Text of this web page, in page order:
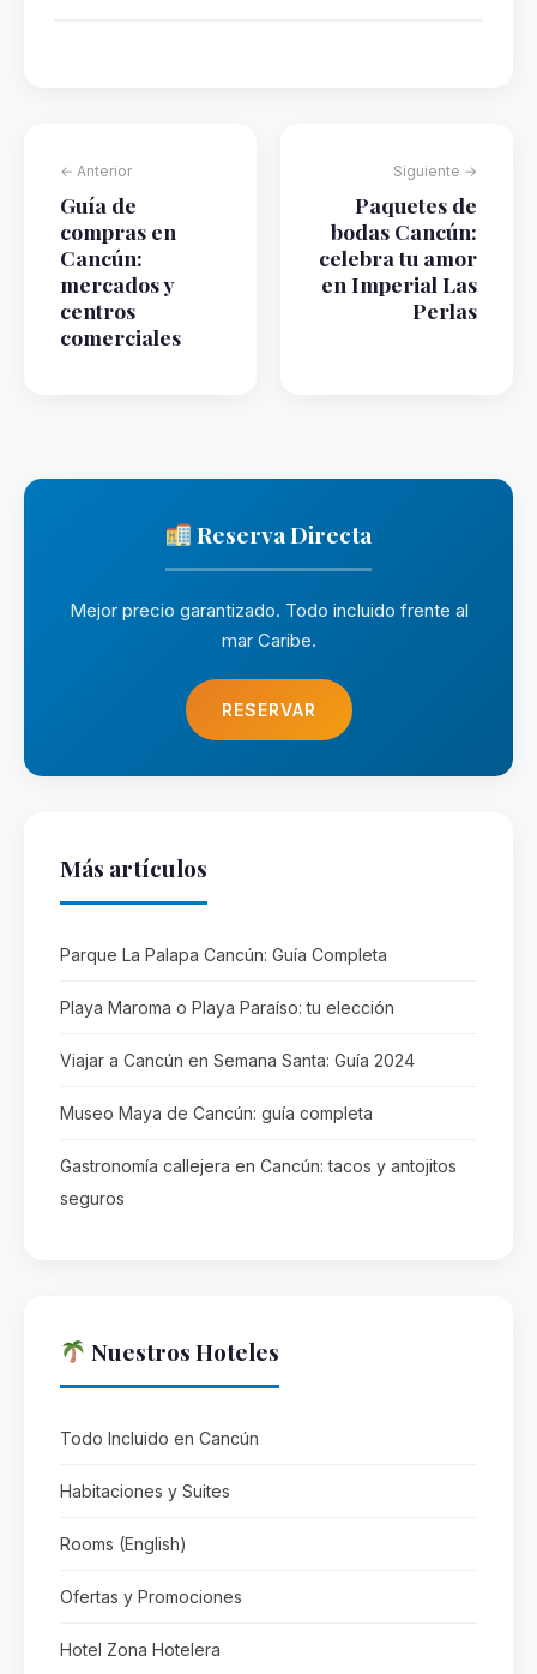
← Anterior
Guía de
compras en
Cancún:
mercados y
centros
comerciales
Siguiente →
Paquetes de
bodas Cancún:
celebra tu amor
en Imperial Las
Perlas
Reserva Directa
Mejor precio garantizado. Todo incluido frente al
mar Caribe.
RESERVAR
Más artículos
Parque La Palapa Cancún: Guía Completa
Playa Maroma o Playa Paraíso: tu elección
Viajar a Cancún en Semana Santa: Guía 2024
Museo Maya de Cancún: guía completa
Gastronomía callejera en Cancún: tacos y antojitos
seguros
Nuestros Hoteles
Todo Incluido en Cancún
Habitaciones y Suites
Rooms (English)
Ofertas y Promociones
Hotel Zona Hotelera